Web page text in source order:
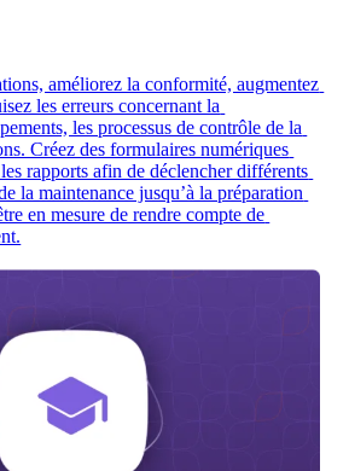
améliorez la conformité, augmentez
les erreurs concernant la
les processus de contrôle de la
Créez des formulaires numériques
rapports afin de déclencher différents
la maintenance jusqu’à la préparation
en mesure de rendre compte de